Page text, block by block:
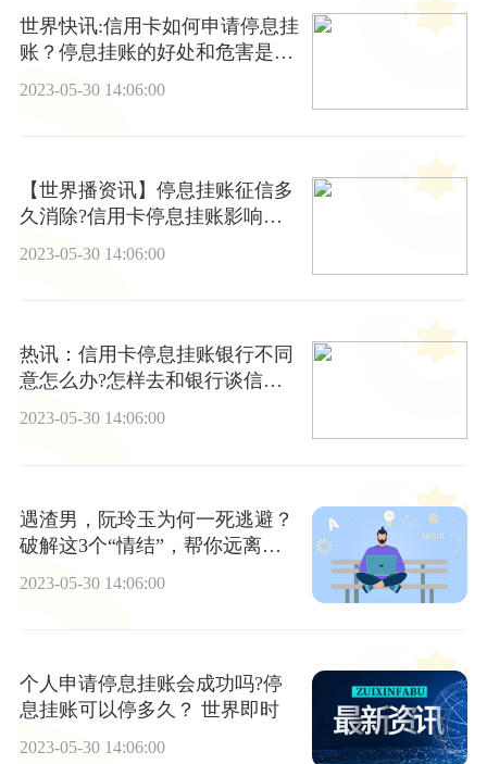
世界快讯:信用卡如何申请停息挂
账？停息挂账的好处和危害是什
2023-05-30 14:06:00
【世界播资讯】停息挂账征信多
久消除?信用卡停息挂账影响其
2023-05-30 14:06:00
热讯：信用卡停息挂账银行不同
意怎么办?怎样去和银行谈信用
卡的停息挂账?
2023-05-30 14:06:00
遇渣男，阮玲玉为何一死逃避？
破解这3个“情结”，帮你远离家
2023-05-30 14:06:00
个人申请停息挂账会成功吗?停
息挂账可以停多久？ 世界即时
2023-05-30 14:06:00